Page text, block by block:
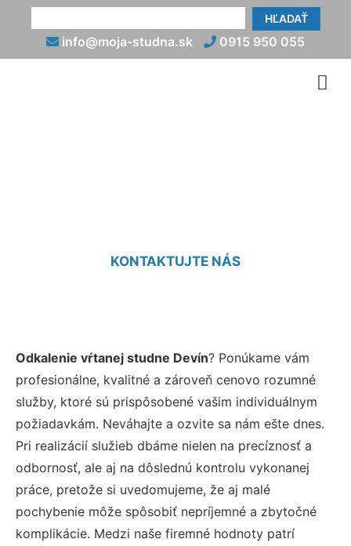
HĽADAŤ
info@moja-studna.sk 0915 950 055
KONTAKTUJTE NÁS
Odkalenie vŕtanej studne Devín? Ponúkame vám
profesionálne, kvalitné a zároveň cenovo rozumné
služby, ktoré sú prispôsobené vašim individuálnym
požiadavkám. Neváhajte a ozvite sa nám ešte dnes.
Pri realizácií služieb dbáme nielen na precíznosť a
odbornosť, ale aj na dôslednú kontrolu vykonanej
práce, pretože si uvedomujeme, že aj malé
pochybenie môže spôsobiť nepríjemné a zbytočné
komplikácie. Medzi naše firemné hodnoty patrí